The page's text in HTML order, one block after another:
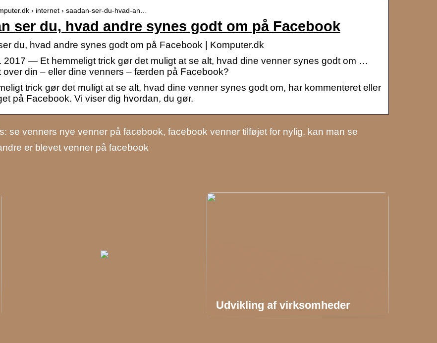
› internet › saadan-ser-du-hvad-an…
ser du, hvad andre synes godt om på Facebook
du, hvad andre synes godt om på Facebook | Komputer.dk
2017 — Et hemmeligt trick gør det muligt at se alt, hvad dine venner synes godt om …
over din – eller dine venners – færden på Facebook?
trick gør det muligt at se alt, hvad dine venner synes godt om, har kommenteret eller
på Facebook. Vi viser dig hvordan, du gør.
se venners nye venner på facebook, facebook venner tilføjet for nylig, kan man se
er blevet venner på facebook
Udvikling af virksomheder